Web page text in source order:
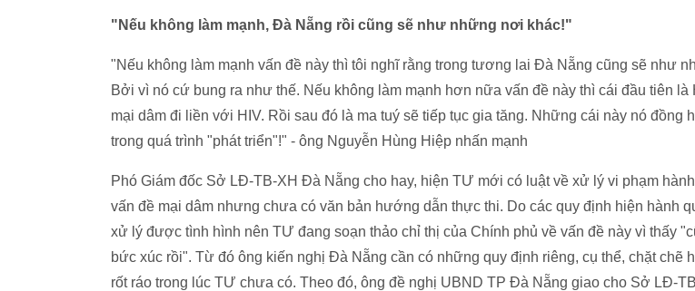
"Nếu không làm mạnh, Đà Nẵng rồi cũng sẽ như những nơi khác!"
"Nếu không làm mạnh vấn đề này thì tôi nghĩ rằng trong tương lai Đà Nẵng cũng sẽ như
Bởi vì nó cứ bung ra như thế. Nếu không làm mạnh hơn nữa vấn đề này thì cái đầu tiên là
mại dâm đi liền với HIV. Rồi sau đó là ma tuý sẽ tiếp tục gia tăng. Những cái này nó đồng
trong quá trình "phát triển"!" - ông Nguyễn Hùng Hiệp nhấn mạnh
Phó Giám đốc Sở LĐ-TB-XH Đà Nẵng cho hay, hiện TƯ mới có luật về xử lý vi phạm
vấn đề mại dâm nhưng chưa có văn bản hướng dẫn thực thi. Do các quy định hiện hành
xử lý được tình hình nên TƯ đang soạn thảo chỉ thị của Chính phủ về vấn đề này vì thấy
bức xúc rồi". Từ đó ông kiến nghị Đà Nẵng cần có những quy định riêng, cụ thể, chặt chẽ
rốt ráo trong lúc TƯ chưa có. Theo đó, ông đề nghị UBND TP Đà Nẵng giao cho Sở LĐ-